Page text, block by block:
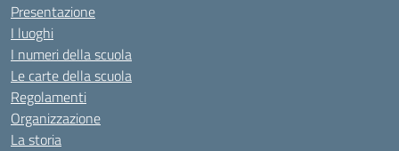
Presentazione
I luoghi
I numeri della scuola
Le carte della scuola
Regolamenti
Organizzazione
La storia